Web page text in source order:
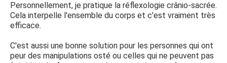
Personnellement, je pratique la réflexologie crânio-sacrée.
Cela interpelle l'ensemble du corps et c'est vraiment très
efficace.
C'est aussi une bonne solution pour les personnes qui ont
peur des manipulations osté ou celles qui ne peuvent pas